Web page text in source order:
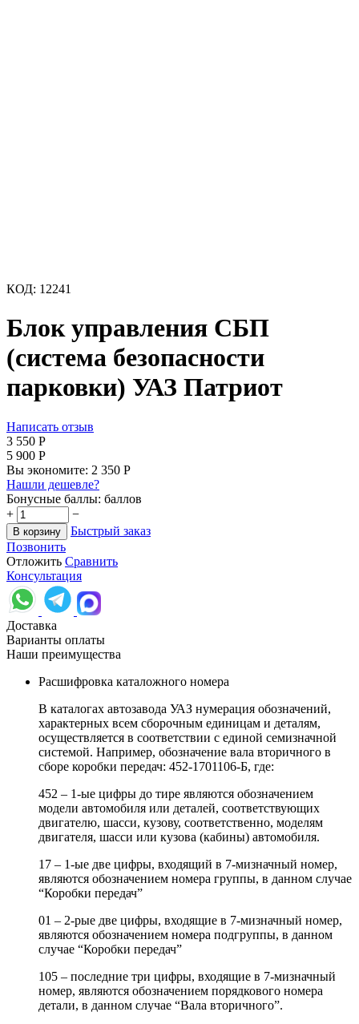
КОД: 12241
Блок управления СБП
(система безопасности
парковки) УАЗ Патриот
Написать отзыв
3 550 Р
5 900 Р
Вы экономите: 2 350 Р
Нашли дешевле?
Бонусные баллы: баллов
+
−
В корзину
Быстрый заказ
Позвонить
Отложить Сравнить
Консультация
Доставка
Варианты оплаты
Наши преимущества
Расшифровка каталожного номера
В каталогах автозавода УАЗ нумерация обозначений,
характерных всем сборочным единицам и деталям,
осуществляется в соответствии с единой семизначной
системой. Например, обозначение вала вторичного в
сборе коробки передач: 452-1701106-Б, где:
452 – 1-ые цифры до тире являются обозначением
модели автомобиля или деталей, соответствующих
двигателю, шасси, кузову, соответственно, моделям
двигателя, шасси или кузова (кабины) автомобиля.
17 – 1-ые две цифры, входящий в 7-мизначный номер,
являются обозначением номера группы, в данном случае
“Коробки передач”
01 – 2-рые две цифры, входящие в 7-мизначный номер,
являются обозначением номера подгруппы, в данном
случае “Коробки передач”
105 – последние три цифры, входящие в 7-мизначный
номер, являются обозначением порядкового номера
детали, в данном случае “Вала вторичного”.